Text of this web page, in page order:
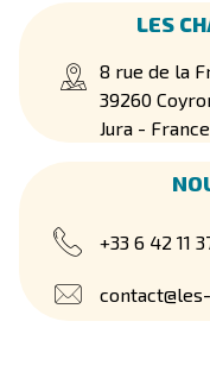
LES
8 rue de la
39260
Jura - France
+33 6 42 11